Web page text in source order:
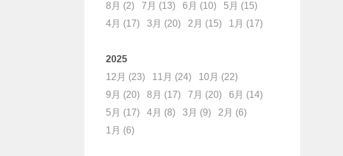
8月 (2) 7月 (13) 6月 (10) 5月 (15)
4月 (17) 3月 (20) 2月 (15) 1月 (17)
2025
12月 (23) 11月 (24) 10月 (22)
9月 (20) 8月 (17) 7月 (20) 6月 (14)
5月 (17) 4月 (8) 3月 (9) 2月 (6)
1月 (6)